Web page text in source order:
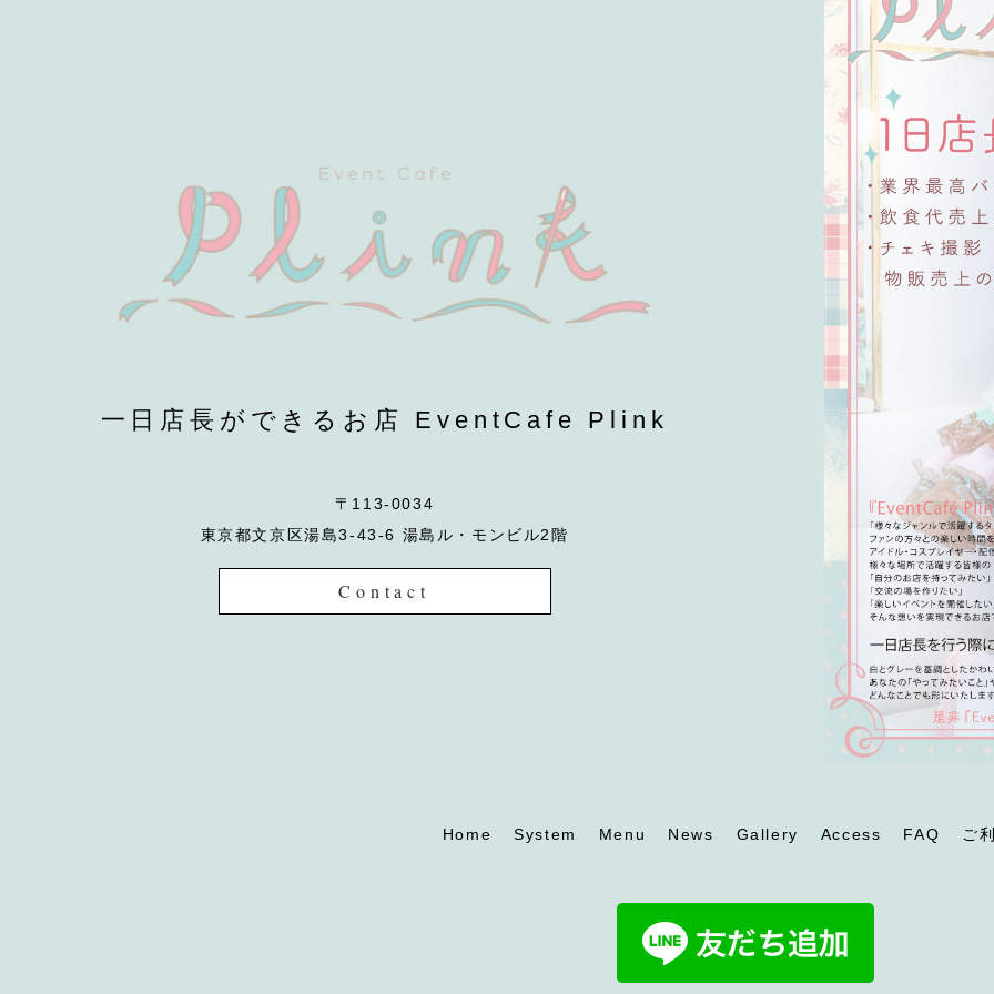
一日店長ができるお店 EventCafe Plink
〒113-0034
東京都文京区湯島3-43-6 湯島ル・モンビル2階
Contact
Home System Menu News Gallery Access FAQ ご